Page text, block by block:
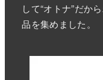
して“オトナ”だか
品を集めました。